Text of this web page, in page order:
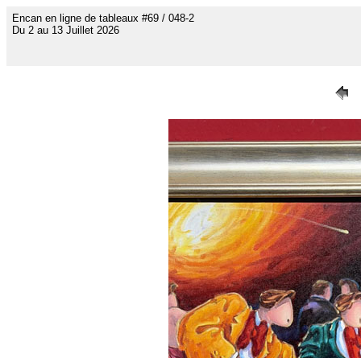
Encan en ligne de tableaux #69 / 048-2
Du 2 au 13 Juillet 2026